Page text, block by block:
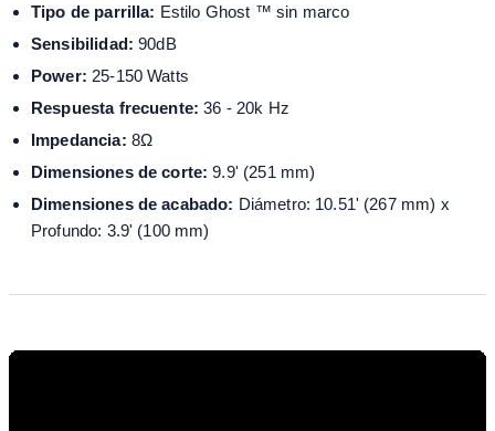
Tipo de parrilla: Estilo Ghost ™ sin marco
Sensibilidad: 90dB
Power: 25-150 Watts
Respuesta frecuente: 36 - 20k Hz
Impedancia: 8Ω
Dimensiones de corte: 9.9' (251 mm)
Dimensiones de acabado: Diámetro: 10.51' (267 mm) x
Profundo: 3.9' (100 mm)